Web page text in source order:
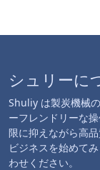
シュリーに
Shuliy は製炭機械
ーフレンドリーな
限に抑えながら高
ビジネスを始めて
わせください。